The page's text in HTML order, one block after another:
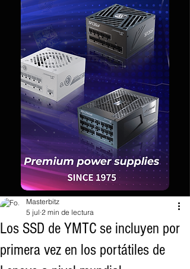
Los SSD de YMTC se incluyen por
primera vez en los portátiles de
Masterbitz
5 jul 2 min de lectura